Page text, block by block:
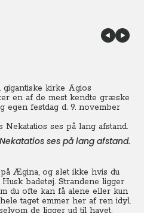
kirke Agios
en af ​​de mest kendte græske
egen festdag d. 9. november
ses på lang afstand.
Ægina, og slet ikke hvis du
badetøj. Strandene ligger
du ofte kan få alene eller kun
taget emmer her af ren idyl.
de ligger ud til havet.